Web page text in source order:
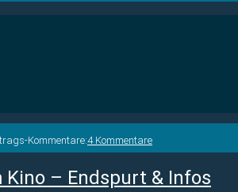
Kommentare:4 Kommentare
– Endspurt & Infos